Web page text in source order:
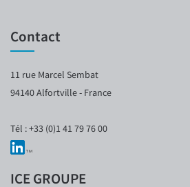
Contact
11 rue Marcel Sembat
94140 Alfortville - France
Tél : +33 (0)1 41 79 76 00
ICE GROUPE